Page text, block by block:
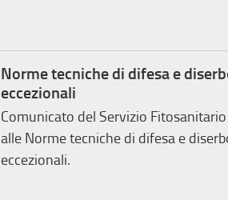
Norme tecniche di difesa e
eccezionali
Comunicato del Servizio
alle Norme tecniche di difesa e
eccezionali.